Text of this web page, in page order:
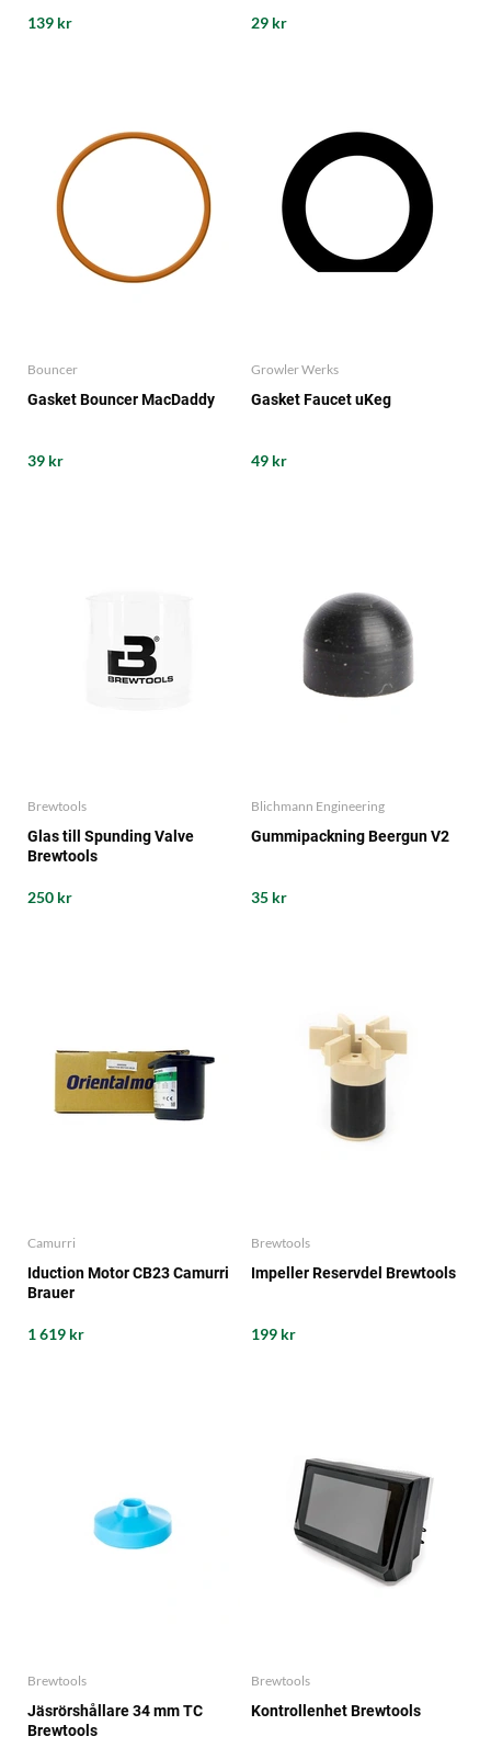
139 kr 29 kr
Bouncer
Gasket Bouncer MacDaddy
39 kr
Growler Werks
Gasket Faucet uKeg
49 kr
Brewtools
Glas till Spunding Valve
Brewtools
250 kr
Blichmann Engineering
Gummipackning Beergun V2
35 kr
Camurri
Iduction Motor CB23 Camurri
Brauer
1 619 kr
Brewtools
Impeller Reservdel Brewtools
199 kr
Brewtools
Jäsrörshållare 34 mm TC
Brewtools
Brewtools
Kontrollenhet Brewtools